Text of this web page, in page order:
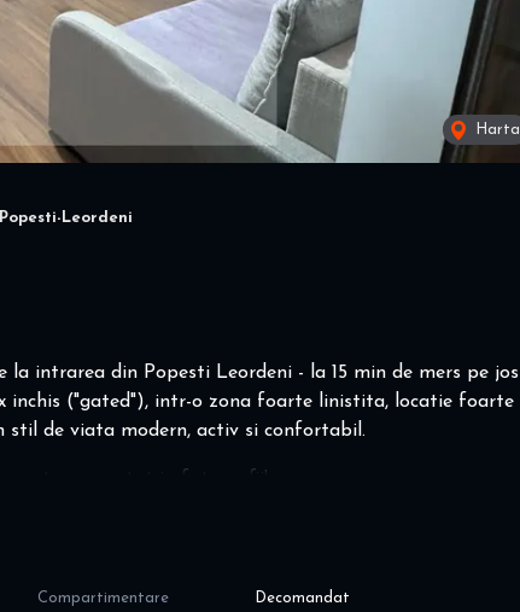
Harta
Leordeni
intrarea din Popesti Leordeni - la 15 min de mers pe jos
inchis ("gated"), intr-o zona foarte linistita, locatie foarte
stil de viata modern, activ si confortabil.
urmeaza:
Compartimentare Decomandat